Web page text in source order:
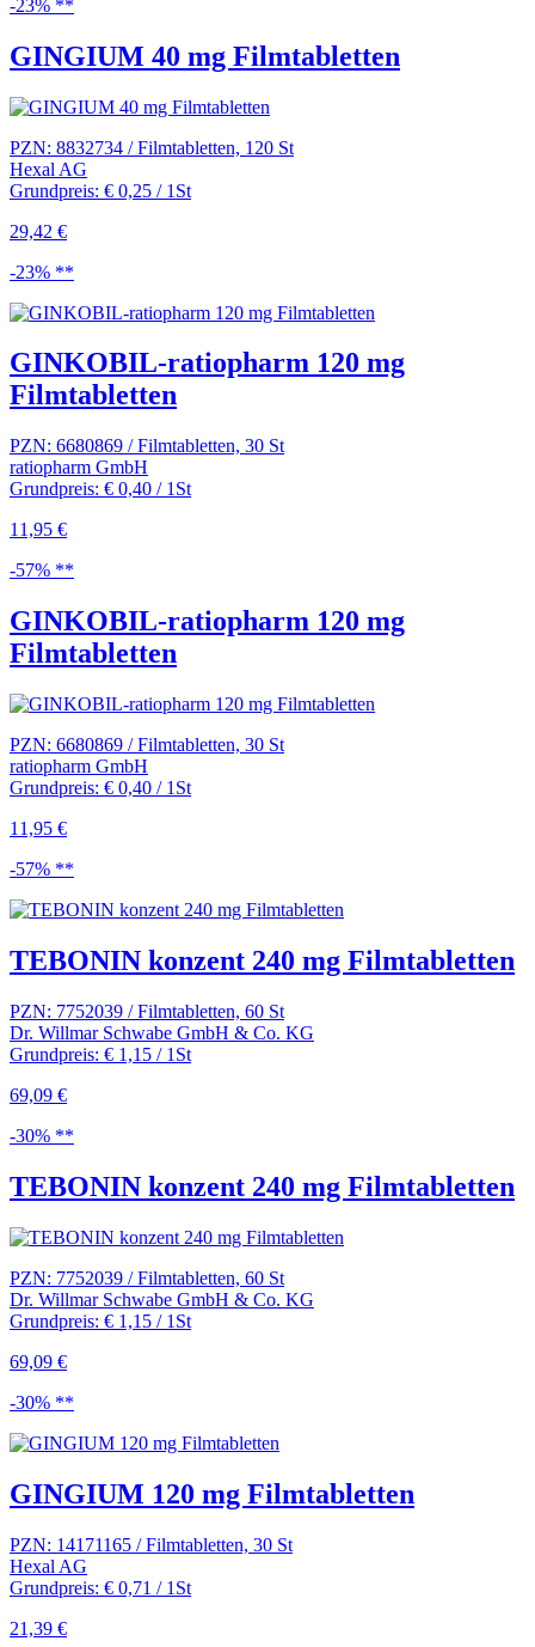
-23% **
GINGIUM 40 mg Filmtabletten
PZN: 8832734 / Filmtabletten, 120 St
Hexal AG
Grundpreis: € 0,25 / 1St
29,42 €
-23% **
GINKOBIL-ratiopharm 120 mg
Filmtabletten
PZN: 6680869 / Filmtabletten, 30 St
ratiopharm GmbH
Grundpreis: € 0,40 / 1St
11,95 €
-57% **
GINKOBIL-ratiopharm 120 mg
Filmtabletten
PZN: 6680869 / Filmtabletten, 30 St
ratiopharm GmbH
Grundpreis: € 0,40 / 1St
11,95 €
-57% **
TEBONIN konzent 240 mg Filmtabletten
PZN: 7752039 / Filmtabletten, 60 St
Dr. Willmar Schwabe GmbH & Co. KG
Grundpreis: € 1,15 / 1St
69,09 €
-30% **
TEBONIN konzent 240 mg Filmtabletten
PZN: 7752039 / Filmtabletten, 60 St
Dr. Willmar Schwabe GmbH & Co. KG
Grundpreis: € 1,15 / 1St
69,09 €
-30% **
GINGIUM 120 mg Filmtabletten
PZN: 14171165 / Filmtabletten, 30 St
Hexal AG
Grundpreis: € 0,71 / 1St
21,39 €